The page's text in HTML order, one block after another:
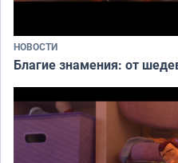
НОВОСТИ
Благие знамения: от